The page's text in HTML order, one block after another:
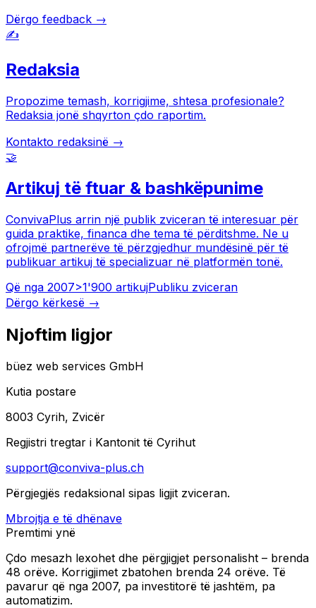
Dërgo feedback →
✍️
Redaksia
Propozime temash, korrigjime, shtesa profesionale?
Redaksia jonë shqyrton çdo raportim.
Kontakto redaksinë →
🤝
Artikuj të ftuar & bashkëpunime
ConvivaPlus arrin një publik zviceran të interesuar për
guida praktike, financa dhe tema të përditshme. Ne u
ofrojmë partnerëve të përzgjedhur mundësinë për të
publikuar artikuj të specializuar në platformën tonë.
Që nga 2007>1'900 artikujPubliku zviceran
Dërgo kërkesë →
Njoftim ligjor
büez web services GmbH
Kutia postare
8003 Cyrih, Zvicër
Regjistri tregtar i Kantonit të Cyrihut
support@conviva-plus.ch
Përgjegjës redaksional sipas ligjit zviceran.
Mbrojtja e të dhënave
Premtimi ynë
Çdo mesazh lexohet dhe përgjigjet personalisht – brenda
48 orëve. Korrigjimet zbatohen brenda 24 orëve. Të
pavarur që nga 2007, pa investitorë të jashtëm, pa
automatizim.